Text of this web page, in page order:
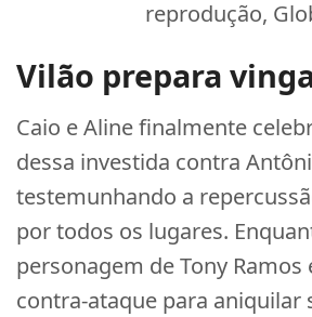
reprodução,
Vilão prepara
Caio e Aline finalmente
dessa investida contra
testemunhando a
por todos os lugares.
personagem de Tony Ramos
contra-ataque para aniquilar